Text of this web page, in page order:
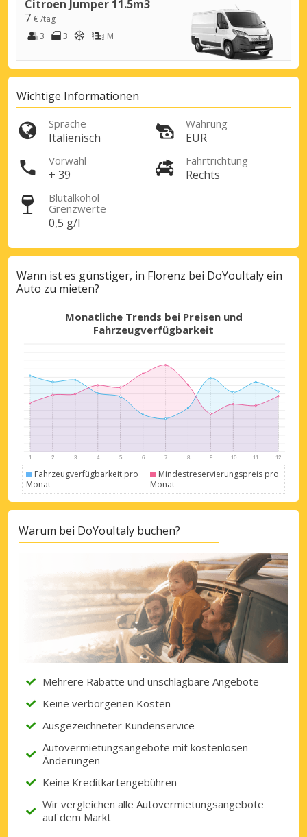
Citroen Jumper 11.5m3
7 € /tag
3
3 M
Wichtige Informationen
Sprache
Italienisch
Währung
EUR
Vorwahl
+ 39
Fahrtrichtung
Rechts
Blutalkohol-
Grenzwerte
0,5 g/l
Wann ist es günstiger, in Florenz bei DoYouItaly ein
Auto zu mieten?
Monatliche Trends bei Preisen und
Fahrzeugverfügbarkeit
Fahrzeugverfügbarkeit pro
Monat
Mindestreservierungspreis pro
Monat
Warum bei DoYouItaly buchen?
Mehrere Rabatte und unschlagbare Angebote
Keine verborgenen Kosten
Ausgezeichneter Kundenservice
Autovermietungsangebote mit kostenlosen
Änderungen
Keine Kreditkartengebühren
Wir vergleichen alle Autovermietungsangebote
auf dem Markt